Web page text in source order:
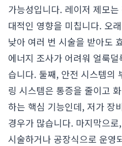
가능성입니다. 레이저 제모
대적인 영향을 미칩니다. 오
낮아 여러 번 시술을 받아도
에너지 조사가 어려워 얼룩
습니다. 둘째, 안전 시스템의
링 시스템은 통증을 줄이고
하는 핵심 기능인데, 저가 장
경우가 많습니다. 마지막으
시술하거나 공장식으로 운영